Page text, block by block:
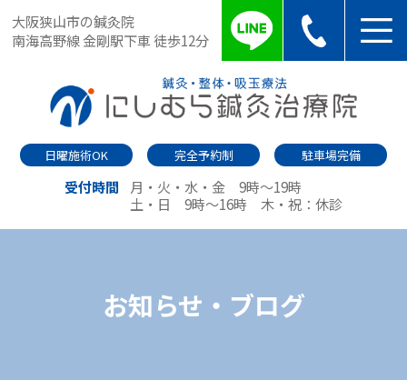
大阪狭山市の鍼灸院
南海高野線 金剛駅下車 徒歩12分
日曜施術OK 完全予約制 駐車場完備
受付時間
月・火・水・金 9時～19時
土・日 9時～16時木・祝：休診
お知らせ・ブログ